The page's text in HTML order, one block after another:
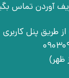
از طریق پنل کاربری